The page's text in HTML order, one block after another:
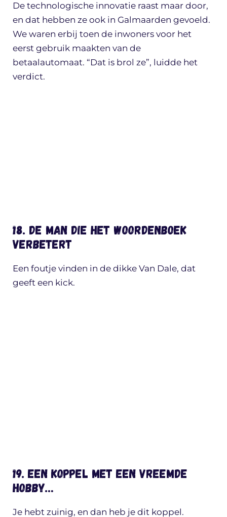
De technologische innovatie raast maar door,
en dat hebben ze ook in Galmaarden gevoeld.
We waren erbij toen de inwoners voor het
eerst gebruik maakten van de
betaalautomaat. “Dat is brol ze”, luidde het
verdict.
18. De man die het woordenboek
verbetert
Een foutje vinden in de dikke Van Dale, dat
geeft een kick.
19. Een koppel met een vreemde
hobby…
Je hebt zuinig, en dan heb je dit koppel.